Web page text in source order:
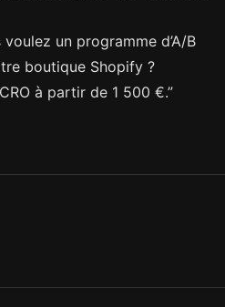
voulez un programme d’A/B
boutique Shopify ?
à partir de 1 500 €.”